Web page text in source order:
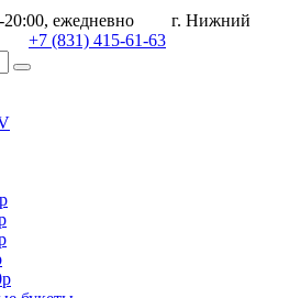
20:00, ежедневно
г. Нижний
+7 (831) 415-61-63